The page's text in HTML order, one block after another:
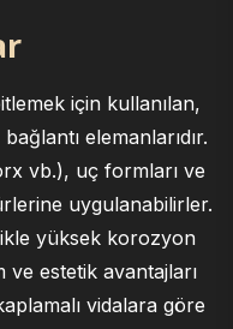
için kullanılan,
elemanlarıdır.
vb.), uç formları ve
uygulanabilirler.
yüksek korozyon
estetik avantajları
vidalara göre